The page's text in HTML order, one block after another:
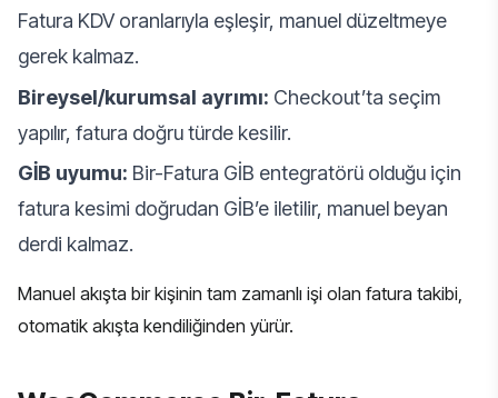
Fatura KDV oranlarıyla eşleşir, manuel düzeltmeye
gerek kalmaz.
Bireysel/kurumsal ayrımı: Checkout’ta seçim
yapılır, fatura doğru türde kesilir.
GİB uyumu: Bir-Fatura GİB entegratörü olduğu için
fatura kesimi doğrudan GİB’e iletilir, manuel beyan
derdi kalmaz.
Manuel akışta bir kişinin tam zamanlı işi olan fatura takibi,
otomatik akışta kendiliğinden yürür.